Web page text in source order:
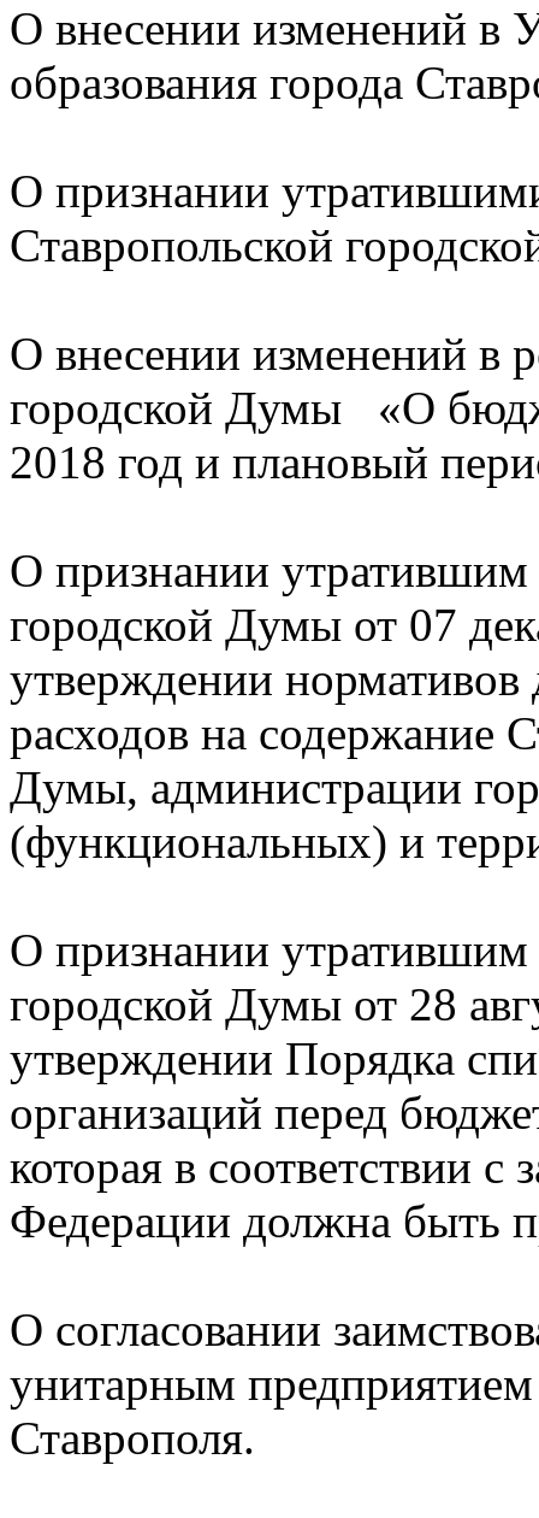
О внесении изменений в
образования города
О признании
Ставропольской
О внесении изменений в
городской Думы «О
2018 год и плановый
О признании утратившим
городской Думы от 07
утверждении
расходов на содержание
Думы, администрации
(функциональных) и
О признании утратившим
городской Думы от 28
утверждении Порядка
организаций перед
которая в соответствии с
Федерации должна быть
О согласовании
унитарным
Ставрополя.